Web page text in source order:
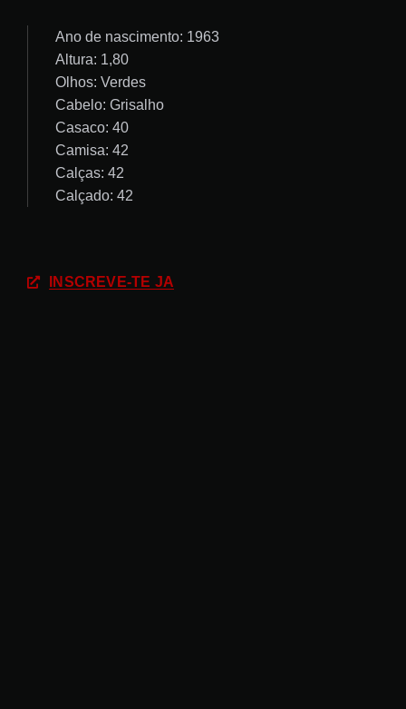
Ano de nascimento: 1963
Altura: 1,80
Olhos: Verdes
Cabelo: Grisalho
Casaco: 40
Camisa: 42
Calças: 42
Calçado: 42
INSCREVE-TE JÁ